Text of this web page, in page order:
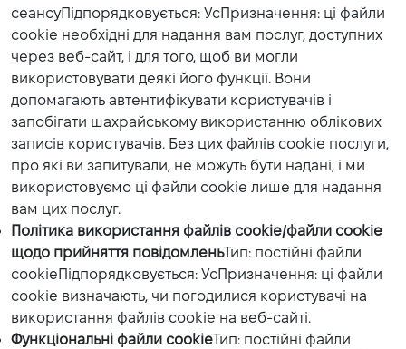
сеансуПідпорядковується: УсПризначення: ці файли
cookie необхідні для надання вам послуг, доступних
через веб-сайт, і для того, щоб ви могли
використовувати деякі його функції. Вони
допомагають автентифікувати користувачів і
запобігати шахрайському використанню облікових
записів користувачів. Без цих файлів cookie послуги,
про які ви запитували, не можуть бути надані, і ми
використовуємо ці файли cookie лише для надання
вам цих послуг.
Політика використання файлів cookie/файли cookie
щодо прийняття повідомленьТип: постійні файли
cookieПідпорядковується: УсПризначення: ці файли
cookie визначають, чи погодилися користувачі на
використання файлів cookie на веб-сайті.
Функціональні файли cookieТип: постійні файли